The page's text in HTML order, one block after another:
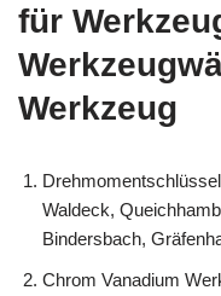
für
Werkzeug
Waldeck,
Bindersbach,
Chrom Vanadium